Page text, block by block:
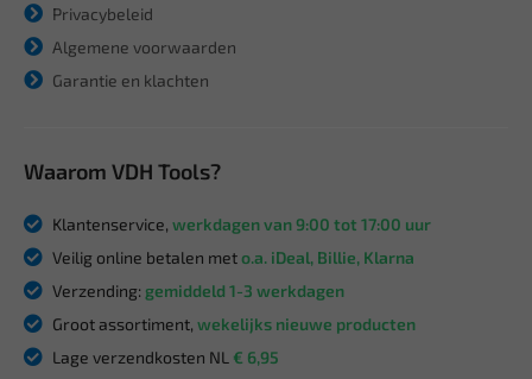
Privacybeleid
Algemene voorwaarden
Garantie en klachten
Waarom VDH Tools?
Klantenservice, werkdagen van 9:00 tot 17:00 uur
Veilig online betalen meto.a. iDeal, Billie, Klarna
Verzending: gemiddeld 1-3 werkdagen
Groot assortiment, wekelijks nieuwe producten
Lage verzendkosten NL € 6,95